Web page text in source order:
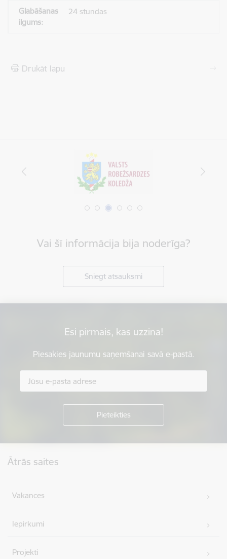
24 stundas
Drukāt lapu
Vai šī informācija bija noderīga?
Sniegt atsauksmi
Esi pirmais, kas uzzina!
Piesakies jaunumu saņemšanai savā e-pastā.
Ātrās saites
Vakances
Iepirkumi
Projekti